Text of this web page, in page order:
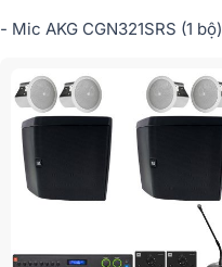
- Mic AKG CGN321SRS (1 bộ)